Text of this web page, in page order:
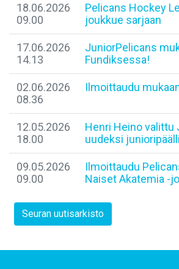
18.06.2026
09.00
Pelicans Hockey
joukkue sarjaan
17.06.2026
14.13
JuniorPelicans
Fundiksessa!
02.06.2026
08.36
Ilmoittaudu
12.05.2026
18.00
Henri Heino valittu
uudeksi
09.05.2026
09.00
Ilmoittaudu
Naiset Akatemia -
Seuran uutisarkisto